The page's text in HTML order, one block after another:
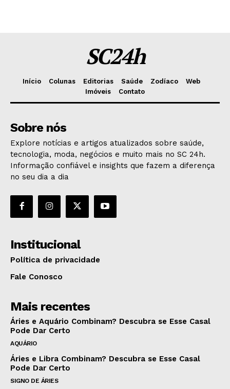
SC24h
Início Colunas Editorias Saúde Zodíaco
Web
Imóveis
Contato
Sobre nós
Explore notícias e artigos atualizados sobre saúde,
tecnologia, moda, negócios e muito mais no SC 24h.
Informação confiável e insights que fazem a diferença
no seu dia a dia
Institucional
Política de privacidade
Fale Conosco
Mais recentes
Áries e Aquário Combinam? Descubra se Esse Casal
Pode Dar Certo
AQUÁRIO
Áries e Libra Combinam? Descubra se Esse Casal
Pode Dar Certo
SIGNO DE ÁRIES